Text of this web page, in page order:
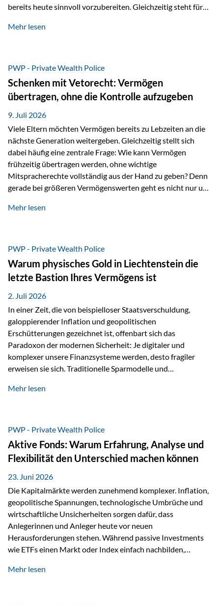
bereits heute sinnvoll vorzubereiten. Gleichzeitig steht für
passiert, wenn einer der beiden verstirbt? Der überlebende
Vermögen verfügen können. Genau für diese
Ausgangssituation bietet die Private Wealth Police der
Vienna-Life eine durchdachte Gestaltungsmöglichkeit. Die
Ausgangssituation Stellen Sie sich folgendes Beispiel vor:
Ein…
Mehr lesen
PWP - Private Wealth Police
Schenken mit Vetorecht: Vermögen
übertragen, ohne die Kontrolle aufzugeben
9. Juli 2026
Viele Eltern möchten Vermögen bereits zu Lebzeiten an die
nächste Generation weitergeben. Gleichzeitig stellt sich
dabei häufig eine zentrale Frage: Wie kann Vermögen
frühzeitig übertragen werden, ohne wichtige
Mitspracherechte vollständig aus der Hand zu geben? Denn
gerade bei größeren Vermögenswerten geht es nicht nur um
sicherzustellen, dass das Vermögen langfristig erhalten
folgende Situation vor: Ein Vater schenkt seiner Tochter
einen Teil seines Vermögens. Einige Jahre später möchte die
Tochter das Geld kurzfristig verwenden, um…
Mehr lesen
PWP - Private Wealth Police
Warum physisches Gold in Liechtenstein die
letzte Bastion Ihres Vermögens ist
2. Juli 2026
In einer Zeit, die von beispielloser Staatsverschuldung,
galoppierender Inflation und geopolitischen
Erschütterungen gezeichnet ist, offenbart sich das
Paradoxon der modernen Sicherheit: Je digitaler und
komplexer unsere Finanzsysteme werden, desto fragiler
erweisen sie sich. Traditionelle Sparmodelle und
unumstößlich galten, versagen angesichts der expansiven
Nostalgie dar, sondern ist die modernste und strategisch
klügste Antwort auf globale Instabilität. Physische Werte
und der richtige Rechtsstandort sind heute keine bloße
Option mehr, sondern eine strategische Notwendigkeit. 1.
Der massive Aufwand hinter einem winzigen…
Mehr lesen
PWP - Private Wealth Police
Aktive Fonds: Warum Erfahrung, Analyse und
Flexibilität den Unterschied machen können
23. Juni 2026
Die Kapitalmärkte werden zunehmend komplexer. Inflation,
geopolitische Spannungen, technologische Umbrüche und
wirtschaftliche Unsicherheiten sorgen dafür, dass
Anlegerinnen und Anleger heute vor neuen
Herausforderungen stehen. Während passive Investments
wie ETFs einen Markt oder Index einfach nachbilden,
setzen auf die Expertise erfahrener Fondsmanager, die
Mehr lesen